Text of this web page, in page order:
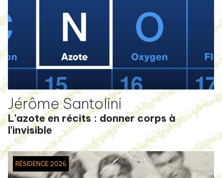
Jérôme Santolini
L'azote en récits : donner corps à
l'invisible
RÉSIDENCE 2026